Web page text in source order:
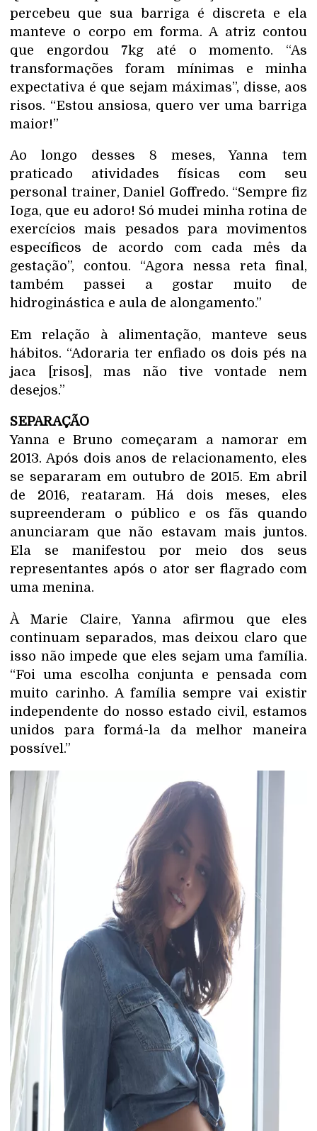
percebeu que sua barriga é discreta e ela
manteve o corpo em forma. A atriz contou
que engordou 7kg até o momento. “As
transformações foram mínimas e minha
expectativa é que sejam máximas”, disse, aos
risos. “Estou ansiosa, quero ver uma barriga
maior!”
Ao longo desses 8 meses, Yanna tem
praticado atividades físicas com seu
personal trainer, Daniel Goffredo. “Sempre fiz
Ioga, que eu adoro! Só mudei minha rotina de
exercícios mais pesados para movimentos
específicos de acordo com cada mês da
gestação”, contou. “Agora nessa reta final,
também passei a gostar muito de
hidroginástica e aula de alongamento.”
Em relação à alimentação, manteve seus
hábitos. “Adoraria ter enfiado os dois pés na
jaca [risos], mas não tive vontade nem
desejos.”
SEPARAÇÃO
Yanna e Bruno começaram a namorar em
2013. Após dois anos de relacionamento, eles
se separaram em outubro de 2015. Em abril
de 2016, reataram. Há dois meses, eles
supreenderam o público e os fãs quando
anunciaram que não estavam mais juntos.
Ela se manifestou por meio dos seus
representantes após o ator ser flagrado com
uma menina.
À Marie Claire, Yanna afirmou que eles
continuam separados, mas deixou claro que
isso não impede que eles sejam uma família.
“Foi uma escolha conjunta e pensada com
muito carinho. A família sempre vai existir
independente do nosso estado civil, estamos
unidos para formá-la da melhor maneira
possível.”